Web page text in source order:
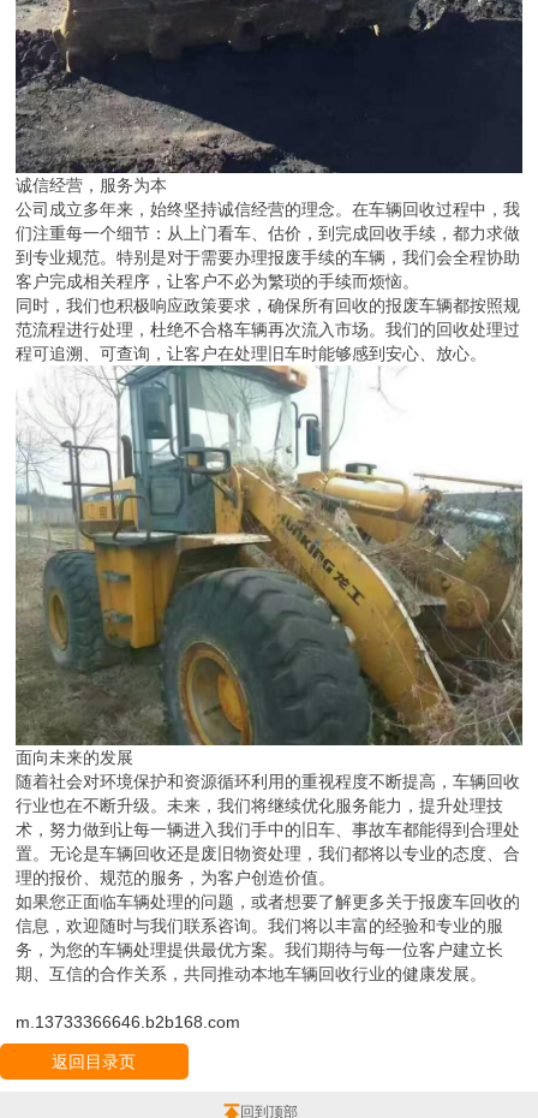
诚信经营，服务为本
公司成立多年来，始终坚持诚信经营的理念。在车辆回收过程中，我
们注重每一个细节：从上门看车、估价，到完成回收手续，都力求做
到专业规范。特别是对于需要办理报废手续的车辆，我们会全程协助
客户完成相关程序，让客户不必为繁琐的手续而烦恼。
同时，我们也积极响应政策要求，确保所有回收的报废车辆都按照规
范流程进行处理，杜绝不合格车辆再次流入市场。我们的回收处理过
程可追溯、可查询，让客户在处理旧车时能够感到安心、放心。
面向未来的发展
随着社会对环境保护和资源循环利用的重视程度不断提高，车辆回收
行业也在不断升级。未来，我们将继续优化服务能力，提升处理技
术，努力做到让每一辆进入我们手中的旧车、事故车都能得到合理处
置。无论是车辆回收还是废旧物资处理，我们都将以专业的态度、合
理的报价、规范的服务，为客户创造价值。
如果您正面临车辆处理的问题，或者想要了解更多关于报废车回收的
信息，欢迎随时与我们联系咨询。我们将以丰富的经验和专业的服
务，为您的车辆处理提供最优方案。我们期待与每一位客户建立长
期、互信的合作关系，共同推动本地车辆回收行业的健康发展。
m.13733366646.b2b168.com
返回目录页
回到顶部